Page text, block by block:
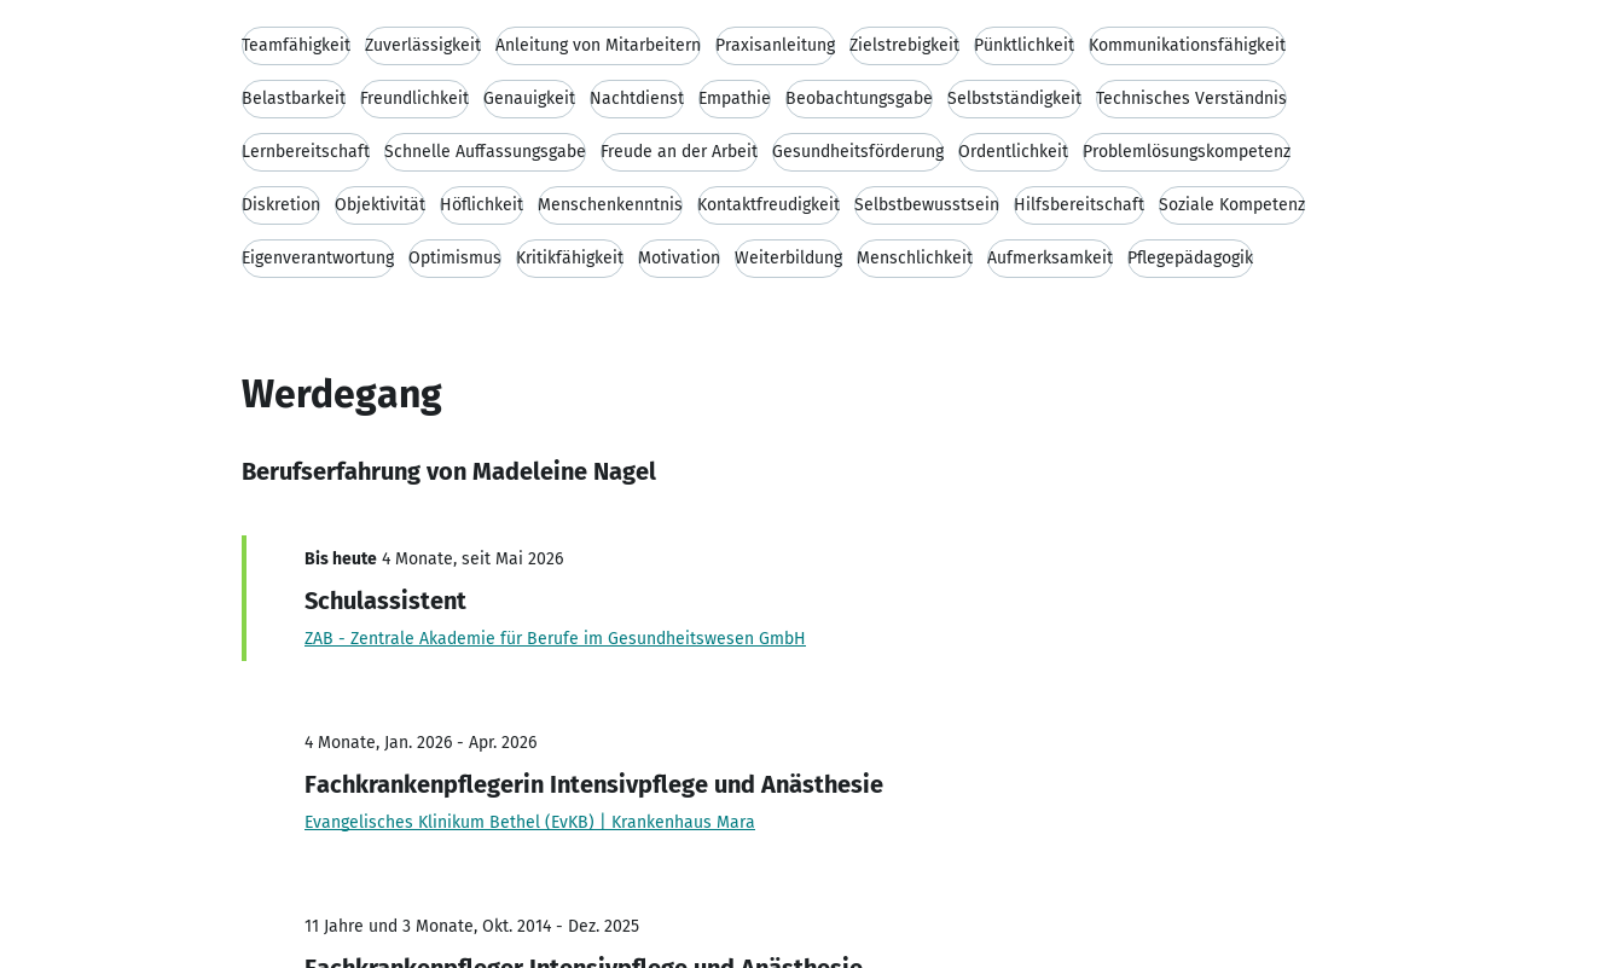
Teamfähigkeit Zuverlässigkeit Anleitung von Mitarbeitern Praxisanleitung Zielstrebigkeit Pünktlichkeit Kommunikationsfähigkeit
Belastbarkeit Freundlichkeit Genauigkeit Nachtdienst Empathie Beobachtungsgabe Selbstständigkeit Technisches Verständnis
Lernbereitschaft Schnelle Auffassungsgabe Freude an der Arbeit Gesundheitsförderung Ordentlichkeit Problemlösungskompetenz
Diskretion Objektivität Höflichkeit Menschenkenntnis Kontaktfreudigkeit Selbstbewusstsein Hilfsbereitschaft Soziale Kompetenz
Eigenverantwortung Optimismus Kritikfähigkeit Motivation Weiterbildung Menschlichkeit Aufmerksamkeit Pflegepädagogik
Werdegang
Berufserfahrung von Madeleine Nagel
Bis heute 4 Monate, seit Mai 2026
Schulassistent
ZAB - Zentrale Akademie für Berufe im Gesundheitswesen GmbH
4 Monate, Jan. 2026 - Apr. 2026
Fachkrankenpflegerin Intensivpflege und Anästhesie
Evangelisches Klinikum Bethel (EvKB) | Krankenhaus Mara
11 Jahre und 3 Monate, Okt. 2014 - Dez. 2025